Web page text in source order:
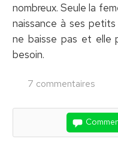
nombreux. Seule la
naissance à ses
ne baisse pas et elle
besoin.
7 commentaires